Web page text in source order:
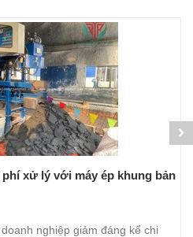
xử lý với máy ép khung bản
nghiệp giảm đáng kể chi